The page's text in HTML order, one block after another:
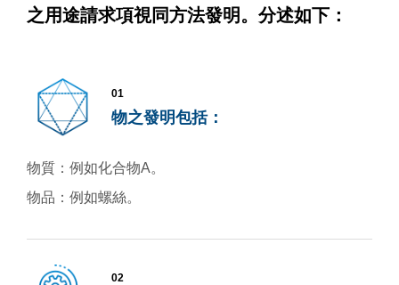
之用途請求項視同方法發明。分述如下：
01
物之發明包括：
物質：例如化合物A。
物品：例如螺絲。
02